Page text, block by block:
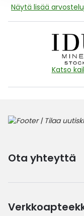
Näytä lisää
Katso
Ota yhteyttä